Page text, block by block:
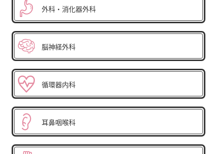
外科・消化器外科
脳神経外科
循環器内科
耳鼻咽喉科